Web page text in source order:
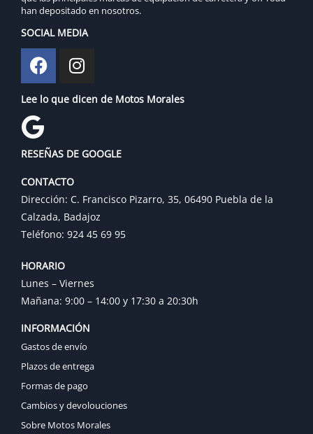
han depositado en nosotros.
SOCIAL MEDIA
Lee lo que dicen de Motos Morales
RESEÑAS DE GOOGLE
CONTACTO
Dirección: C. Francisco Pizarro, 35, 06490 Puebla de la
Calzada, Badajoz
Teléfono: 924 45 69 95
HORARIO
Lunes – Viernes
Mañana: 9:00 – 14:00 y 17:30 a 20:30h
INFORMACIÓN
Gastos de envío
Plazos de entrega
Formas de pago
Cambios y devolouciones
Sobre Motos Morales